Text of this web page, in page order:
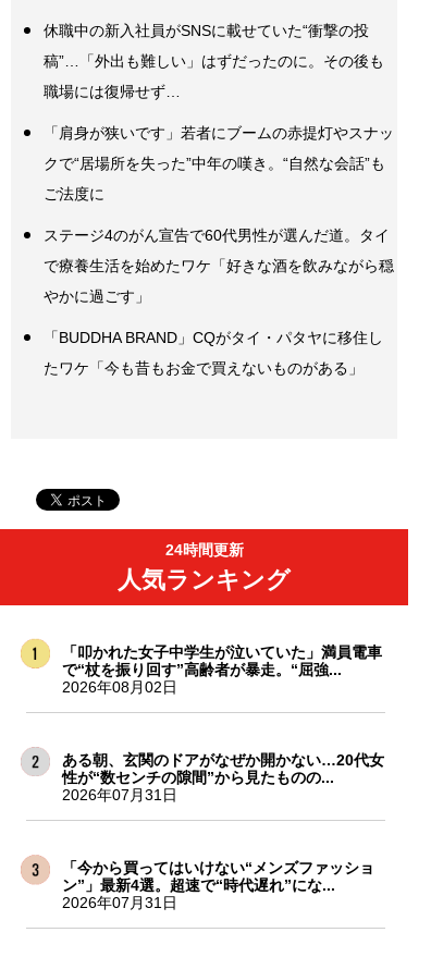
休職中の新入社員がSNSに載せていた“衝撃の投
稿”…「外出も難しい」はずだったのに。その後も
職場には復帰せず…
「肩身が狭いです」若者にブームの赤提灯やスナッ
クで“居場所を失った”中年の嘆き。“自然な会話”も
ご法度に
ステージ4のがん宣告で60代男性が選んだ道。タイ
で療養生活を始めたワケ「好きな酒を飲みながら穏
やかに過ごす」
「BUDDHA BRAND」CQがタイ・パタヤに移住し
たワケ「今も昔もお金で買えないものがある」
24時間更新
人気ランキング
「叩かれた女子中学生が泣いていた」満員電車
で“杖を振り回す”高齢者が暴走。“屈強...
2026年08月02日
ある朝、玄関のドアがなぜか開かない…20代女
性が“数センチの隙間”から見たものの...
2026年07月31日
「今から買ってはいけない“メンズファッショ
ン”」最新4選。超速で“時代遅れ”にな...
2026年07月31日